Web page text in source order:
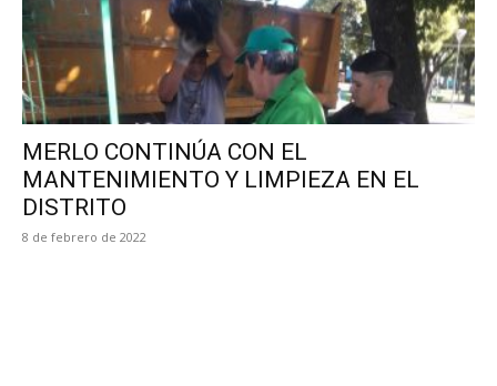
MERLO CONTINÚA CON EL
MANTENIMIENTO Y LIMPIEZA EN EL
DISTRITO
8 de febrero de 2022